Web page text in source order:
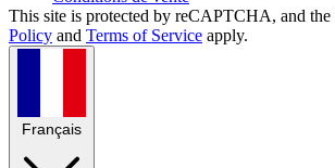
This site is protected by reCAPTCHA, and the
Policy and Terms of Service apply.
Français